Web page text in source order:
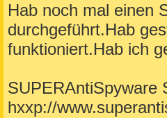
Hab noch mal einen
durchgeführt.Hab
funktioniert.Hab ich
SUPERAntiSpyware
hxxp://